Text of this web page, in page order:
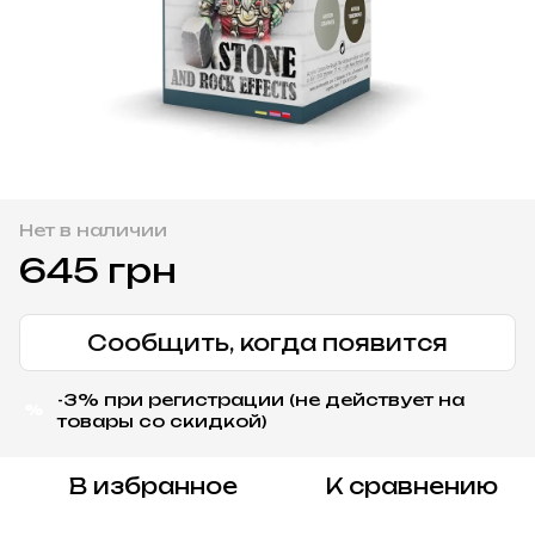
Нет в наличии
645 грн
Сообщить, когда появится
-3% при регистрации (не действует на
товары со скидкой)
В избранное К сравнению